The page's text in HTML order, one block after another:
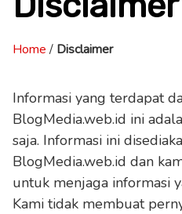
Home / Disclaimer
Informasi yang terdapat
BlogMedia.web.id ini
saja. Informasi ini
BlogMedia.web.id dan
untuk menjaga informasi
Kami tidak membuat